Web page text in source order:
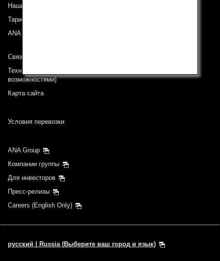
Наши направления
Тариф ANA Experience
ANA Mileage Club
Связь с ANA
Техническая поддержка (Для клиентов с ограниченными
возможностями)
Карта сайта
Условия перевозки
ANA Group
Компании группы
Для инвесторов
Пресс-релизы
Careers (English Only)
русский | Russia (Выберите ваш город и язык)